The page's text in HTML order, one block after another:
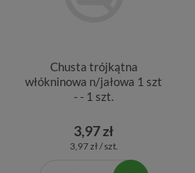
Chusta trójkątna
włókninowa n/jałowa 1 szt
- - 1 szt.
3,97 zł
3,97 zł / szt.